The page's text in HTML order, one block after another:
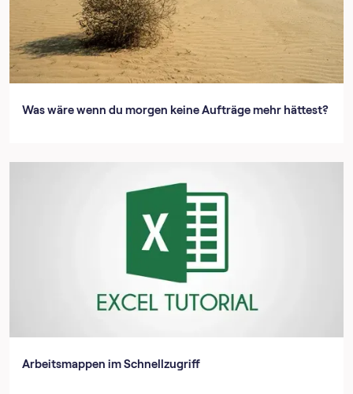
Was wäre wenn du morgen keine Aufträge mehr hättest?
Arbeitsmappen im Schnellzugriff